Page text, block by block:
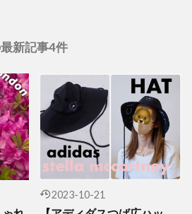
新記事4件
2023-10-21